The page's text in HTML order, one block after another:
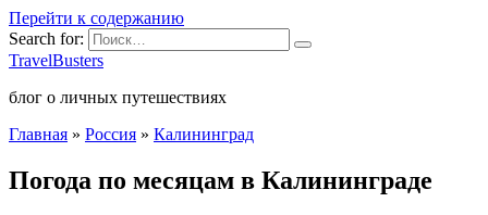
Перейти к содержанию
Search for:
TravelBusters
блог о личных путешествиях
Главная » Россия » Калининград
Погода по месяцам в Калининграде